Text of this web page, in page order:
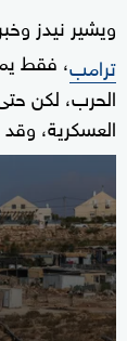
ويشير نيدز
ترامب، فقط
الحرب، لكن
العسكرية،